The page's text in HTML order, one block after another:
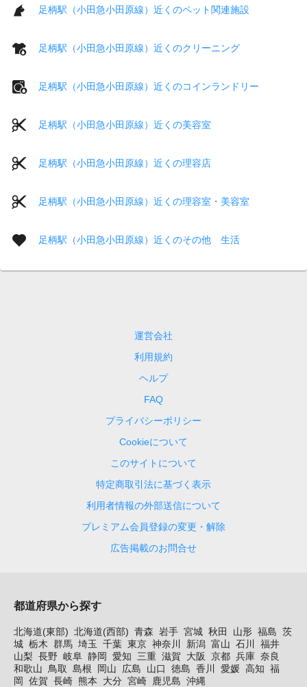
足柄駅（小田急小田原線）近くのペット関連施設
足柄駅（小田急小田原線）近くのクリーニング
足柄駅（小田急小田原線）近くのコインランドリー
足柄駅（小田急小田原線）近くの美容室
足柄駅（小田急小田原線）近くの理容店
足柄駅（小田急小田原線）近くの理容室・美容室
足柄駅（小田急小田原線）近くのその他 生活
運営会社
利用規約
ヘルプ
FAQ
プライバシーポリシー
Cookieについて
このサイトについて
特定商取引法に基づく表示
利用者情報の外部送信について
プレミアム会員登録の変更・解除
広告掲載のお問合せ
都道府県から探す
北海道(東部) 北海道(西部) 青森 岩手 宮城 秋田 山形 福島 茨
城 栃木 群馬 埼玉 千葉 東京 神奈川 新潟 富山 石川
福井
山梨 長野 岐阜 静岡 愛知 三重 滋賀 大阪 京都 兵庫 奈良
和歌山
鳥取 島根 岡山 広島 山口 徳島 香川 愛媛 高知 福
岡 佐賀 長崎 熊本 大分 宮崎 鹿児島 沖縄